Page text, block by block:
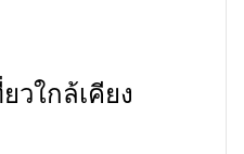
วใกล้เคียง